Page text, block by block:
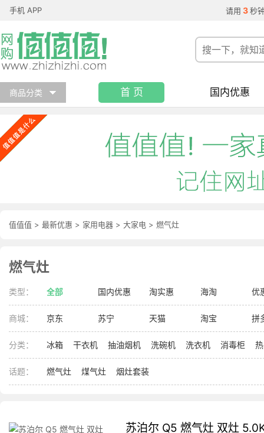
手机 APP 请用 3 秒
商品分类 首 页 国内优惠
值值值 > 最新优惠 > 家用电器 > 大家电 > 燃气灶
燃气灶
类型： 全部 国内优惠 淘实惠 海淘 优
商城： 京东 苏宁 天猫 淘宝 拼
分类： 冰箱 干衣机 抽油烟机 洗碗机 洗衣机 消毒柜
话题： 燃气灶 煤气灶 烟灶套装
苏泊尔 Q5 燃气灶 双灶